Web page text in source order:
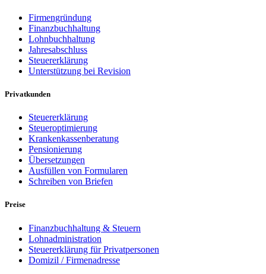
Firmengründung
Finanzbuchhaltung
Lohnbuchhaltung
Jahresabschluss
Steuererklärung
Unterstützung bei Revision
Privatkunden
Steuererklärung
Steueroptimierung
Krankenkassenberatung
Pensionierung
Übersetzungen
Ausfüllen von Formularen
Schreiben von Briefen
Preise
Finanzbuchhaltung & Steuern
Lohnadministration
Steuererklärung für Privatpersonen
Domizil / Firmenadresse